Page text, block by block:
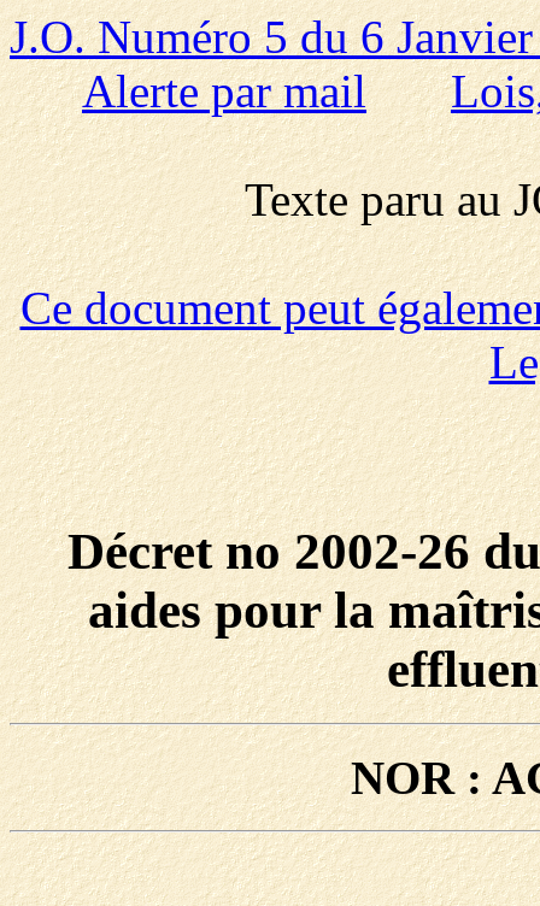
J.O. Numéro 5 du 6
Alerte par mail
Texte paru au
Ce document peut
Décret no 2002-26
aides pour la
NOR :